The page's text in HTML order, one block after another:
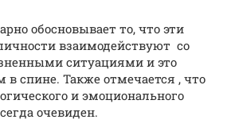
обосновывает то, что эти
взаимодействуют со
ситуациями и это
в спине. Также отмечается , что
и эмоционального
очевиден.